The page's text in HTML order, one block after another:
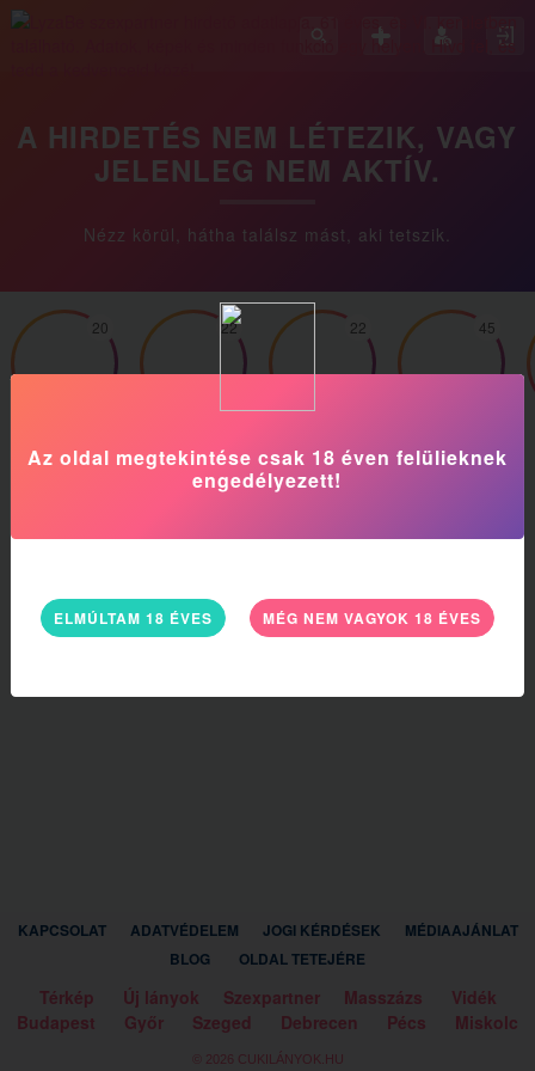
A HIRDETÉS NEM LÉTEZIK, VAGY
JELENLEG NEM AKTÍV.
Nézz körül, hátha találsz mást, aki tetszik.
20 22 22 45
KAPCSOLAT ADATVÉDELEM JOGI KÉRDÉSEK
MÉDIAAJÁNLAT
BLOG
OLDAL TETEJÉRE
Térkép Új lányok Szexpartner Masszázs
Vidék
Budapest
Győr Szeged Debrecen Pécs Miskolc
© 2026 CUKILÁNYOK.HU
Az oldal megtekintése csak 18 éven felülieknek
engedélyezett!
ELMÚLTAM 18 ÉVES MÉG NEM VAGYOK 18 ÉVES